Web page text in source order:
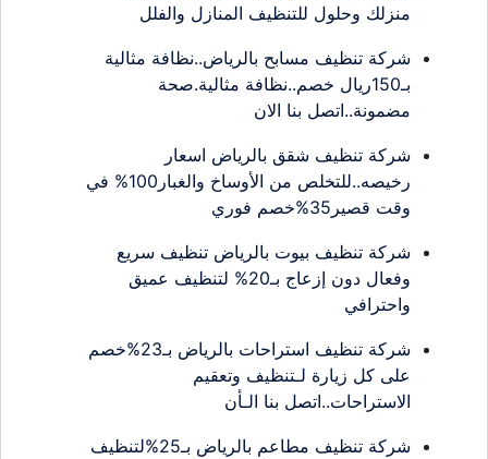
منزلك وحلول للتنظيف المنازل والفلل
شركة تنظيف مسابح بالرياض..نظافة مثالية
بـ150ريال خصم..نظافة مثالية.صحة
مضمونة..اتصل بنا الان
شركة تنظيف شقق بالرياض اسعار
رخيصه..للتخلص من الأوساخ والغبار100% في
وقت قصير35%خصم فوري
شركة تنظيف بيوت بالرياض تنظيف سريع
وفعال دون إزعاج بـ20% لتنظيف عميق
واحترافي
شركة تنظيف استراحات بالرياض بـ23%خصم
على كل زيارة لـتنظيف وتعقيم
الاستراحات..اتصل بنا الـأن
شركة تنظيف مطاعم بالرياض بـ25%لتنظيف